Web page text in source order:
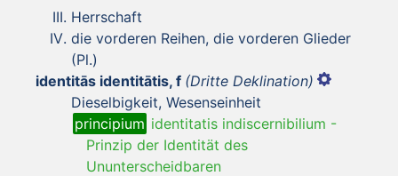
Herrschaft
die vorderen Reihen, die vorderen Glieder
(Pl.)
identitās identitātis, f (Dritte Deklination)
Dieselbigkeit, Wesenseinheit
principium identitatis indiscernibilium -
Prinzip der Identität des
Ununterscheidbaren